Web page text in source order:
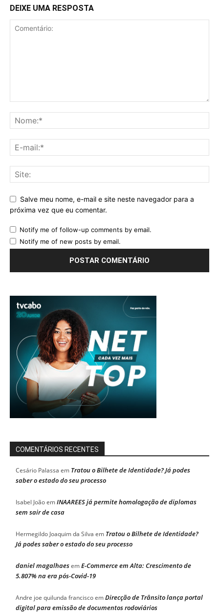
DEIXE UMA RESPOSTA
Salve meu nome, e-mail e site neste navegador para a
próxima vez que eu comentar.
Notify me of follow-up comments by email.
Notify me of new posts by email.
COMENTÁRIOS RECENTES
Cesário Palassa em Tratou o Bilhete de Identidade? Já podes
saber o estado do seu processo
Isabel JoãoemINAAREES já permite homologação de diplomas
sem sair de casa
Hermegildo Joaquim da Silva em Tratou o Bilhete de Identidade?
Já podes saber o estado do seu processo
daniel magalhaesemE-Commerce em Alta: Crescimento de
5.807% na era pós-Covid-19
Andre joe quilunda franciscoemDirecção de Trânsito lança portal
digital para emissão de documentos rodoviários